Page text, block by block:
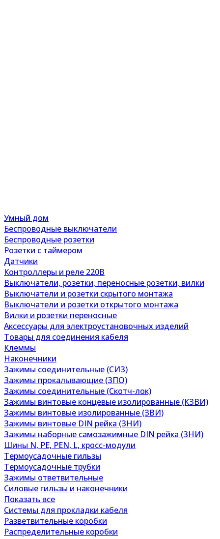
Умный дом
Беспроводные выключатели
Беспроводные розетки
Розетки с таймером
Датчики
Контроллеры и реле 220В
Выключатели, розетки, переносные розетки, вилки
Выключатели и розетки скрытого монтажа
Выключатели и розетки открытого монтажа
Вилки и розетки переносные
Аксессуары для электроустановочных изделий
Товары для соединения кабеля
Клеммы
Наконечники
Зажимы соединительные (СИЗ)
Зажимы прокалывающие (ЗПО)
Зажимы соединительные (Скотч-лок)
Зажимы винтовые концевые изолированные (КЗВИ)
Зажимы винтовые изолированные (ЗВИ)
Зажимы винтовые DIN рейка (ЗНИ)
Зажимы наборные самозажимные DIN рейка (ЗНИ)
Шины N, PE, PEN, L, кросс-модули
Термоусадочные гильзы
Термоусадочные трубки
Зажимы ответвительные
Силовые гильзы и наконечники
Показать все
Системы для прокладки кабеля
Разветвительные коробки
Распределительные коробки